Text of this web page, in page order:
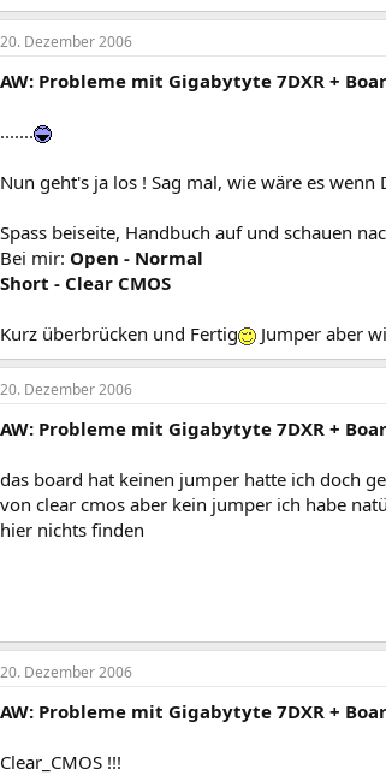
20. Dezember 2006
AW: Probleme mit Gigabytyte 7DXR +
.......
Nun geht's ja los ! Sag mal, wie wäre es
Spass beiseite, Handbuch auf und schauen
Bei mir: Open - Normal
Short - Clear CMOS
Kurz überbrücken und Fertig Jumper aber
20. Dezember 2006
AW: Probleme mit Gigabytyte 7DXR +
das board hat keinen jumper hatte ich doch
von clear cmos aber kein jumper ich habe
hier nichts finden
20. Dezember 2006
AW: Probleme mit Gigabytyte 7DXR +
Clear_CMOS !!!